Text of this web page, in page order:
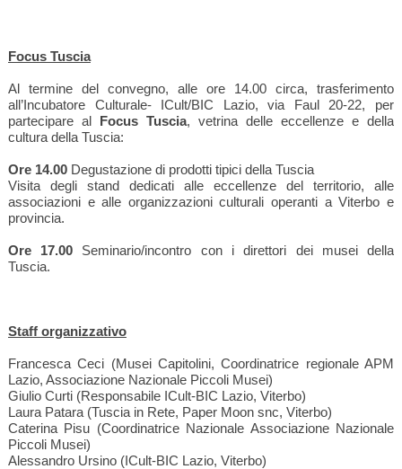
Focus Tuscia
Al termine del convegno, alle ore 14.00 circa, trasferimento
all’Incubatore Culturale- ICult/BIC Lazio, via Faul 20-22, per
partecipare al Focus Tuscia, vetrina delle eccellenze e della
cultura della Tuscia:
Ore 14.00Degustazione di prodotti tipici della Tuscia
Visita degli stand dedicati alle eccellenze del territorio, alle
associazioni e alle organizzazioni culturali operanti a Viterbo e
provincia.
Ore 17.00 Seminario/incontro con i direttori dei musei della
Tuscia.
Staff organizzativo
Francesca Ceci (Musei Capitolini, Coordinatrice regionale APM
Lazio, Associazione Nazionale Piccoli Musei)
Giulio Curti (Responsabile ICult-BIC Lazio, Viterbo)
Laura Patara (Tuscia in Rete, Paper Moon snc, Viterbo)
Caterina Pisu (Coordinatrice Nazionale Associazione Nazionale
Piccoli Musei)
Alessandro Ursino (ICult-BIC Lazio, Viterbo)